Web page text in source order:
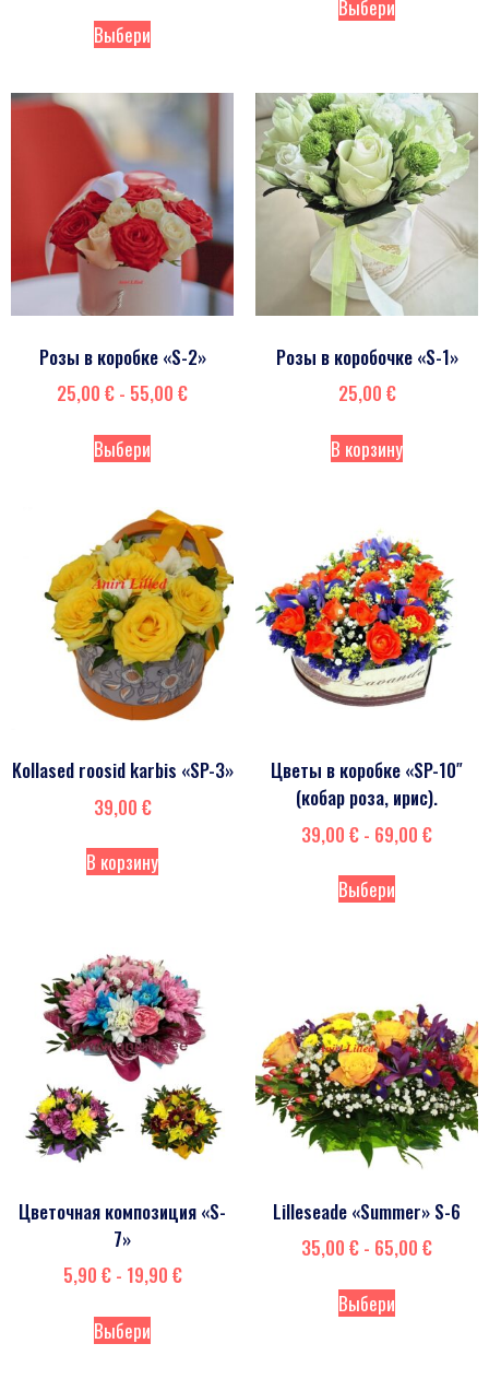
Выбери
Выбери
Розы в коробке «S-2»
25,00 € - 55,00 €
Выбери
Розы в коробочке «S-1»
25,00 €
В корзину
Kollased roosid karbis «SP-3»
39,00 €
В корзину
Цветы в коробке «SP-10″
(кобар роза, ирис).
39,00 € - 69,00 €
Выбери
Цветочная композиция «S-
7»
5,90 €- 19,90 €
Выбери
Lilleseade «Summer» S-6
35,00 € - 65,00 €
Выбери